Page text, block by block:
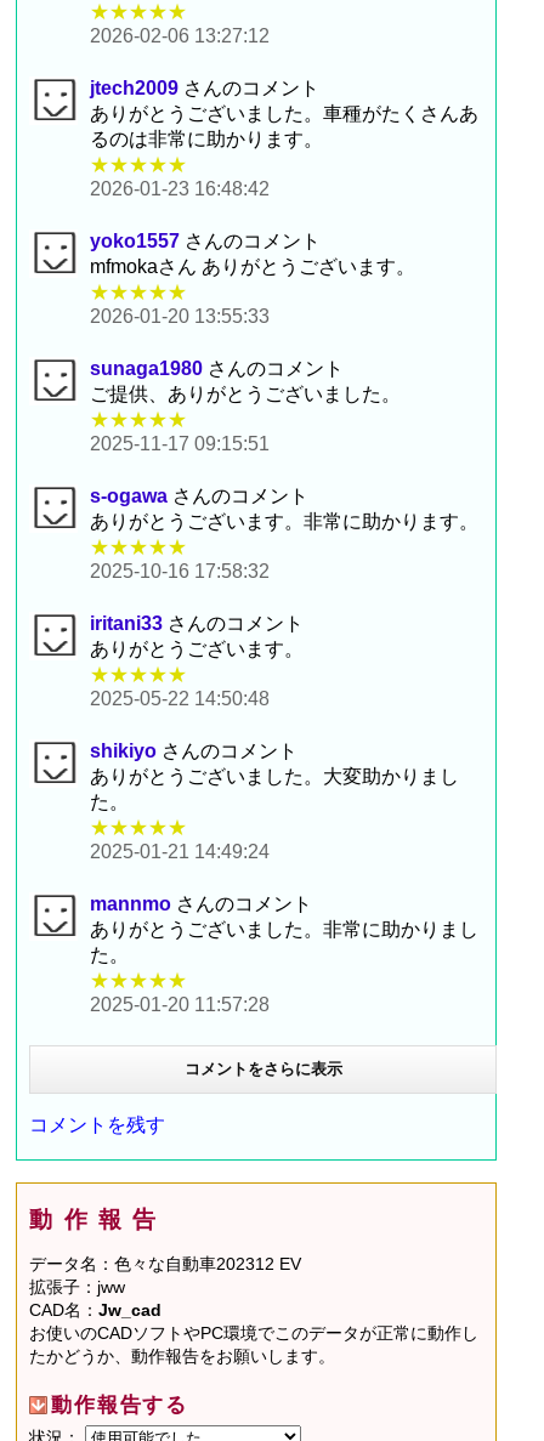
★★★★★
2026-02-06 13:27:12
jtech2009 さんのコメント
ありがとうございました。車種がたくさんあ
るのは非常に助かります。
★★★★★
2026-01-23 16:48:42
yoko1557 さんのコメント
mfmokaさん ありがとうございます。
★★★★★
2026-01-20 13:55:33
sunaga1980 さんのコメント
ご提供、ありがとうございました。
★★★★★
2025-11-17 09:15:51
s-ogawa さんのコメント
ありがとうございます。非常に助かります。
★★★★★
2025-10-16 17:58:32
iritani33 さんのコメント
ありがとうございます。
★★★★★
2025-05-22 14:50:48
shikiyo さんのコメント
ありがとうございました。大変助かりまし
た。
★★★★★
2025-01-21 14:49:24
mannmo さんのコメント
ありがとうございました。非常に助かりまし
た。
★★★★★
2025-01-20 11:57:28
コメントをさらに表示
コメントを残す
動作報告
データ名：色々な自動車202312 EV
拡張子：jww
CAD名：Jw_cad
お使いのCADソフトやPC環境でこのデータが正常に動作し
たかどうか、動作報告をお願いします。
動作報告する
状況：